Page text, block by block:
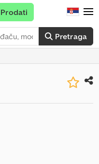
Pretraga
Prodati